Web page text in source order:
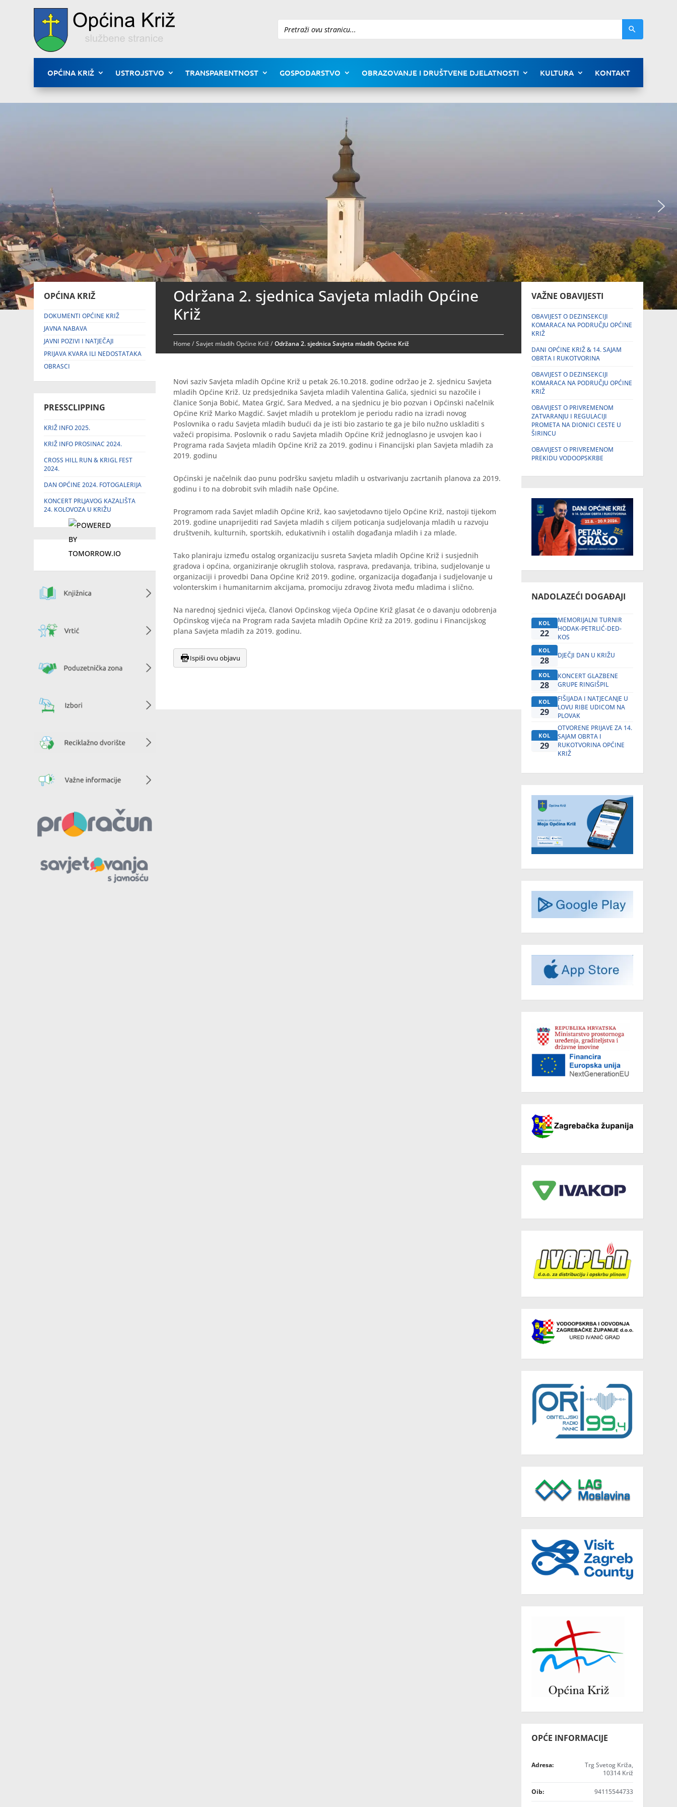
Pretraži
OPĆINA KRIŽ USTROJSTVO TRANSPARENTNOST GOSPODARSTVO OBRAZOVANJE I DRUŠTVENE DJELATNOSTI KULTURA KONTAKT
OPĆINA KRIŽ
DOKUMENTI OPĆINE KRIŽ
JAVNA NABAVA
JAVNI POZIVI I NATJEČAJI
PRIJAVA KVARA ILI NEDOSTATAKA
OBRASCI
PRESSCLIPPING
KRIŽ INFO 2025.
KRIŽ INFO PROSINAC 2024.
CROSS HILL RUN & KRIGL FEST
2024.
DAN OPĆINE 2024. FOTOGALERIJA
KONCERT PRLJAVOG KAZALIŠTA
24. KOLOVOZA U KRIŽU
Održana 2. sjednica Savjeta mladih Općine
Križ
Home/Savjet mladih Općine Križ/Održana 2. sjednica Savjeta mladih Općine Križ
Novi saziv Savjeta mladih Općine Križ u petak 26.10.2018. godine održao je 2. sjednicu Savjeta
mladih Općine Križ. Uz predsjednika Savjeta mladih Valentina Galića, sjednici su nazočile i
članice Sonja Bobić, Matea Grgić, Sara Medved, a na sjednicu je bio pozvan i Općinski načelnik
Općine Križ Marko Magdić. Savjet mladih u proteklom je periodu radio na izradi novog
Poslovnika o radu Savjeta mladih budući da je isti bio zastario te ga je bilo nužno uskladiti s
važeći propisima. Poslovnik o radu Savjeta mladih Općine Križ jednoglasno je usvojen kao i
Programa rada Savjeta mladih Općine Križ za 2019. godinu i Financijski plan Savjeta mladih za
2019. godinu
Općinski je načelnik dao punu podršku savjetu mladih u ostvarivanju zacrtanih planova za 2019.
godinu i to na dobrobit svih mladih naše Općine.
Programom rada Savjet mladih Općine Križ, kao savjetodavno tijelo Općine Križ, nastoji tijekom
2019. godine unaprijediti rad Savjeta mladih s ciljem poticanja sudjelovanja mladih u razvoju
društvenih, kulturnih, sportskih, edukativnih i ostalih događanja mladih i za mlade.
Tako planiraju između ostalog organizaciju susreta Savjeta mladih Općine Križ i susjednih
gradova i općina, organiziranje okruglih stolova, rasprava, predavanja, tribina, sudjelovanje u
organizaciji i provedbi Dana Općine Križ 2019. godine, organizacija događanja i sudjelovanje u
volonterskim i humanitarnim akcijama, promociju zdravog života među mladima i slično.
Na narednoj sjednici vijeća, članovi Općinskog vijeća Općine Križ glasat će o davanju odobrenja
Općinskog vijeća na Program rada Savjeta mladih Općine Križ za 2019. godinu i Financijskog
plana Savjeta mladih za 2019. godinu.
Ispiši ovu objavu
VAŽNE OBAVIJESTI
OBAVIJEST O DEZINSEKCIJI
KOMARACA NA PODRUČJU OPĆINE
KRIŽ
DANI OPĆINE KRIŽ & 14. SAJAM
OBRTA I RUKOTVORINA
OBAVIJEST O DEZINSEKCIJI
KOMARACA NA PODRUČJU OPĆINE
KRIŽ
OBAVIJEST O PRIVREMENOM
ZATVARANJU I REGULACIJI
PROMETA NA DIONICI CESTE U
ŠIRINCU
OBAVIJEST O PRIVREMENOM
PREKIDU VODOOPSKRBE
NADOLAZEĆI DOGAĐAJI
KOL
22
MEMORIJALNI TURNIR
HODAK-PETRLIĆ-DED-
KOS
KOL
28 DJEČJI DAN U KRIŽU
KOL
28
KONCERT GLAZBENE
GRUPE RINGIŠPIL
KOL
29
FIŠIJADA I NATJECANJE U
LOVU RIBE UDICOM NA
PLOVAK
KOL
29
OTVORENE PRIJAVE ZA 14.
SAJAM OBRTA I
RUKOTVORINA OPĆINE
KRIŽ
OPĆE INFORMACIJE
Adresa:
Trg Svetog Križa,
10314 Križ
Oib: 94115544733